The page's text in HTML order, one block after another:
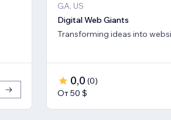
GA, US
Digital Web Giants
Transforming ideas into
0,0 (0)
От 50 $